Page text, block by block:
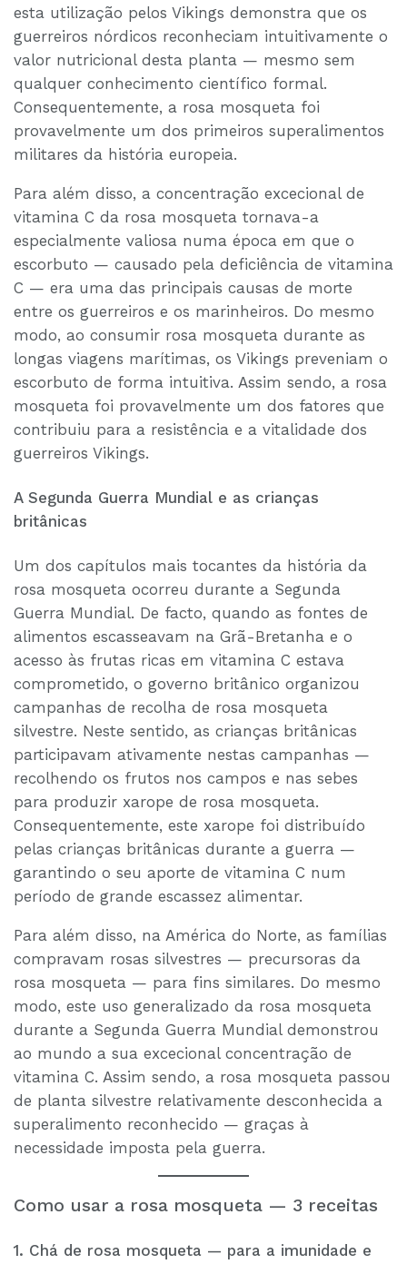
esta utilização pelos Vikings demonstra que os
guerreiros nórdicos reconheciam intuitivamente o
valor nutricional desta planta — mesmo sem
qualquer conhecimento científico formal.
Consequentemente, a rosa mosqueta foi
provavelmente um dos primeiros superalimentos
militares da história europeia.
Para além disso, a concentração excecional de
vitamina C da rosa mosqueta tornava-a
especialmente valiosa numa época em que o
escorbuto — causado pela deficiência de vitamina
C — era uma das principais causas de morte
entre os guerreiros e os marinheiros. Do mesmo
modo, ao consumir rosa mosqueta durante as
longas viagens marítimas, os Vikings preveniam o
escorbuto de forma intuitiva. Assim sendo, a rosa
mosqueta foi provavelmente um dos fatores que
contribuiu para a resistência e a vitalidade dos
guerreiros Vikings.
A Segunda Guerra Mundial e as crianças
britânicas
Um dos capítulos mais tocantes da história da
rosa mosqueta ocorreu durante a Segunda
Guerra Mundial. De facto, quando as fontes de
alimentos escasseavam na Grã-Bretanha e o
acesso às frutas ricas em vitamina C estava
comprometido, o governo britânico organizou
campanhas de recolha de rosa mosqueta
silvestre. Neste sentido, as crianças britânicas
participavam ativamente nestas campanhas —
recolhendo os frutos nos campos e nas sebes
para produzir xarope de rosa mosqueta.
Consequentemente, este xarope foi distribuído
pelas crianças britânicas durante a guerra —
garantindo o seu aporte de vitamina C num
período de grande escassez alimentar.
Para além disso, na América do Norte, as famílias
compravam rosas silvestres — precursoras da
rosa mosqueta — para fins similares. Do mesmo
modo, este uso generalizado da rosa mosqueta
durante a Segunda Guerra Mundial demonstrou
ao mundo a sua excecional concentração de
vitamina C. Assim sendo, a rosa mosqueta passou
de planta silvestre relativamente desconhecida a
superalimento reconhecido — graças à
necessidade imposta pela guerra.
Como usar a rosa mosqueta — 3 receitas
1. Chá de rosa mosqueta — para a imunidade e